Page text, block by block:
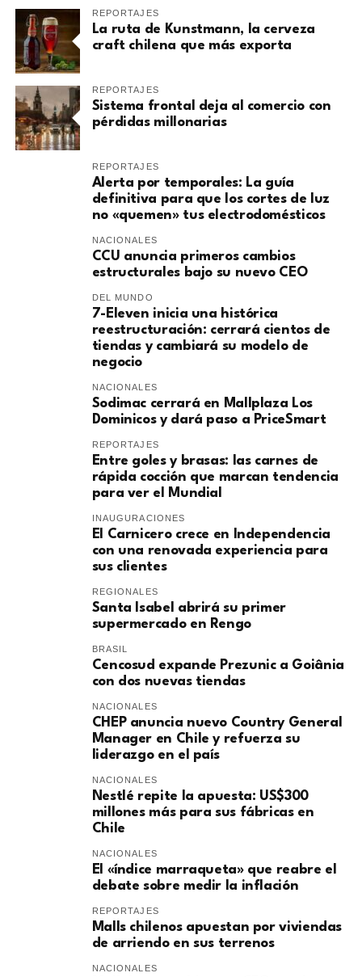
REPORTAJES
La ruta de Kunstmann, la cerveza
craft chilena que más exporta
REPORTAJES
Sistema frontal deja al comercio con
pérdidas millonarias
REPORTAJES
Alerta por temporales: La guía
definitiva para que los cortes de luz
no «quemen» tus electrodomésticos
NACIONALES
CCU anuncia primeros cambios
estructurales bajo su nuevo CEO
DEL MUNDO
7-Eleven inicia una histórica
reestructuración: cerrará cientos de
tiendas y cambiará su modelo de
negocio
NACIONALES
Sodimac cerrará en Mallplaza Los
Dominicos y dará paso a PriceSmart
REPORTAJES
Entre goles y brasas: las carnes de
rápida cocción que marcan tendencia
para ver el Mundial
INAUGURACIONES
El Carnicero crece en Independencia
con una renovada experiencia para
sus clientes
REGIONALES
Santa Isabel abrirá su primer
supermercado en Rengo
BRASIL
Cencosud expande Prezunic a Goiânia
con dos nuevas tiendas
NACIONALES
CHEP anuncia nuevo Country General
Manager en Chile y refuerza su
liderazgo en el país
NACIONALES
Nestlé repite la apuesta: US$300
millones más para sus fábricas en
Chile
NACIONALES
El «índice marraqueta» que reabre el
debate sobre medir la inflación
REPORTAJES
Malls chilenos apuestan por viviendas
de arriendo en sus terrenos
NACIONALES